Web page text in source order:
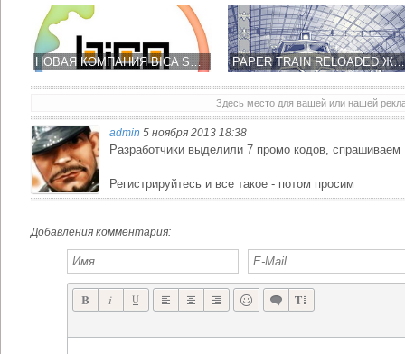
НОВАЯ КОМПАНИЯ BICA STUDIOS НЕ МНОГО РАССКАЗАЛА ОБ SMASH IT! ADVENTURES PAPER TRAIN RELOADED ЖЕЛЕЗНОДОРОЖНЫЙ ДИСПЕТЧЕР В ИНТЕРЕСНОЙ ГРАФИКЕ
LITTLE BIT EVIL КЛАССИКА ЖАНРА TOWER DEFENSE НА СТОРОНЕ ЗЛА, А НЕ ДОБРА
Здесь место для вашей или нашей
admin 5 ноября 2013 18:38
Разработчики выделили 7 промо кодов, спрашиваем
Регистрируйтесь и все такое - потом просим
Добавления комментария: